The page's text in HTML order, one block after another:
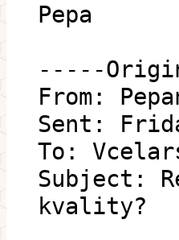
Pepa
-----
From:
Sent:
To:
Subject:
kvality?